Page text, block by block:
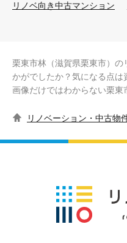
リノベ向き中古マンション
栗東市林（滋賀県栗東市）
かがでしたか？気になる点は
画像だけではわからない栗東
リノベーション・中古物